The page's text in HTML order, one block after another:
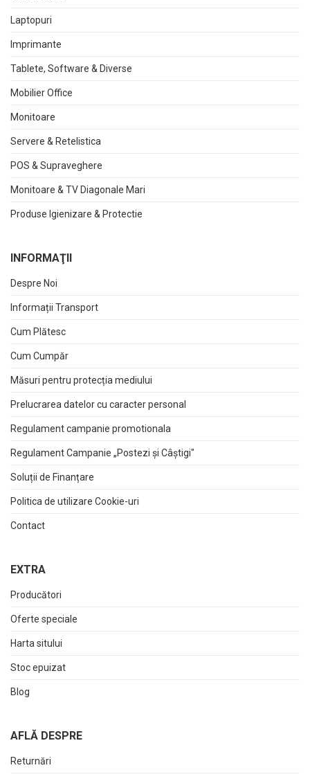
Laptopuri
Imprimante
Tablete, Software & Diverse
Mobilier Office
Monitoare
Servere & Retelistica
POS & Supraveghere
Monitoare & TV Diagonale Mari
Produse Igienizare & Protectie
INFORMAŢII
Despre Noi
Informații Transport
Cum Plătesc
Cum Cumpăr
Măsuri pentru protecția mediului
Prelucrarea datelor cu caracter personal
Regulament campanie promotionala
Regulament Campanie „Postezi și Câștigi"
Soluții de Finanțare
Politica de utilizare Cookie-uri
Contact
EXTRA
Producători
Oferte speciale
Harta sitului
Stoc epuizat
Blog
AFLĂ DESPRE
Returnări